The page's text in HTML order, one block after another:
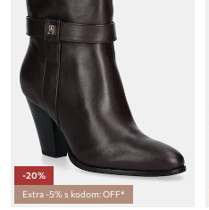
-20%
Extra -5% s kodom: OFF*